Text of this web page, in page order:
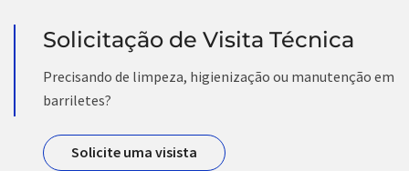
Solicitação de Visita Técnica
Precisando de limpeza, higienização ou manutenção em
barriletes?
Solicite uma visista